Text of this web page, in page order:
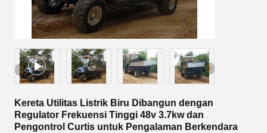
Kereta Utilitas Listrik Biru Dibangun dengan
Regulator Frekuensi Tinggi 48v 3.7kw dan
Pengontrol Curtis untuk Pengalaman Berkendara